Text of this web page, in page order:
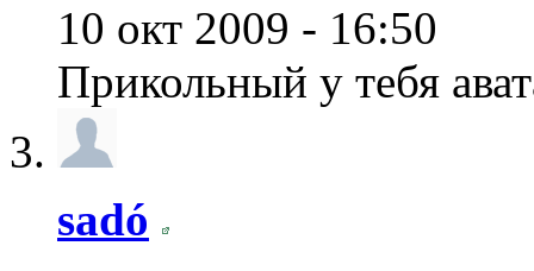
10 окт 2009 - 16:50
Прикольный у тебя
sadó